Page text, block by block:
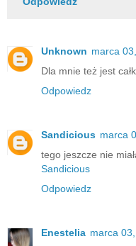
Unknown marca
Dla mnie też jest
Odpowiedz
Sandicious marca
tego jeszcze nie
Sandicious
Odpowiedz
Enestelia marca